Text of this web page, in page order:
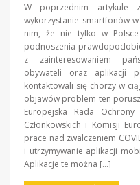
W poprzednim artykule z
wykorzystanie smartfonów
nim, że nie tylko w
podnoszenia
z zainteresowaniem
obywateli oraz aplikacji
kontaktowali się chorzy w
objawów problem ten
Europejska Rada
Członkowskich i Komisji
prace nad zwalczeniem
i utrzymywanie aplikacji
Aplikacje te można […]